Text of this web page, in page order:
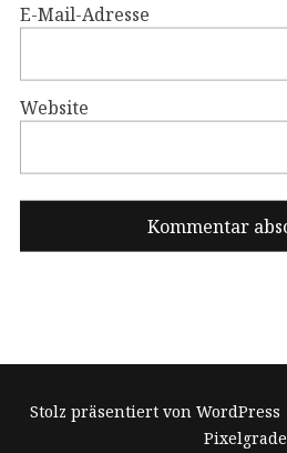
E-Mail-Adresse
Website
Stolz präsentiert von WordPress
Pixelgrade